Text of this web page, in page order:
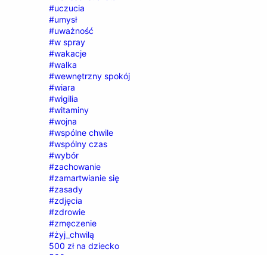
#uczucia
#umysł
#uważność
#w spray
#wakacje
#walka
#wewnętrzny spokój
#wiara
#wigilia
#witaminy
#wojna
#wspólne chwile
#wspólny czas
#wybór
#zachowanie
#zamartwianie się
#zasady
#zdjęcia
#zdrowie
#zmęczenie
#żyj_chwilą
500 zł na dziecko